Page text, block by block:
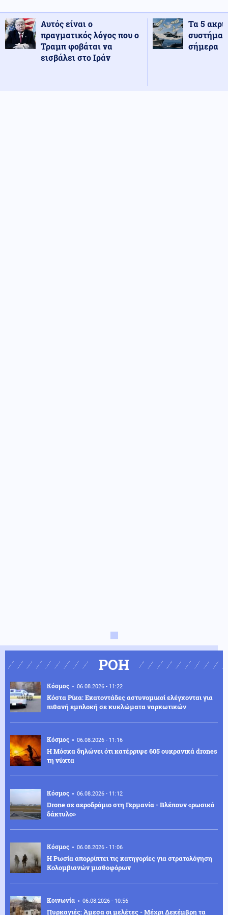
Αυτός είναι ο
πραγματικός λόγος που ο
Τραμπ φοβάται να
εισβάλει στο Ιράν
Τα 5
σήμερα
ΡΟΗ
Κόσμος 06.08.2026 - 11:22
Κόστα Ρίκα: Εκατοντάδες αστυνομικοί ελέγχονται για
πιθανή εμπλοκή σε κυκλώματα ναρκωτικών
Κόσμος 06.08.2026 - 11:16
Η Μόσχα δηλώνει ότι κατέρριψε 605 ουκρανικά drones
τη νύχτα
Κόσμος 06.08.2026 - 11:12
Drone σε αεροδρόμιο στη Γερμανία - Βλέπουν «ρωσικό
δάκτυλο»
Κόσμος 06.08.2026 - 11:06
Η Ρωσία απορρίπτει τις κατηγορίες για στρατολόγηση
Κολομβιανών μισθοφόρων
Κοινωνία 06.08.2026 - 10:56
Πυρκαγιές: Άμεσα οι μελέτες - Μέχρι Δεκέμβρη τα